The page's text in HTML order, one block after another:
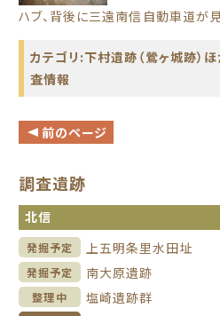
ハブ、背後に三遠南信自動車道が見
カテゴリ:下村遺跡（鶯ヶ城跡）
査情報
前のページ
調査遺跡
北信
発掘予定 上五明条里水田址
発掘予定 南大原遺跡
整理中 塩崎遺跡群